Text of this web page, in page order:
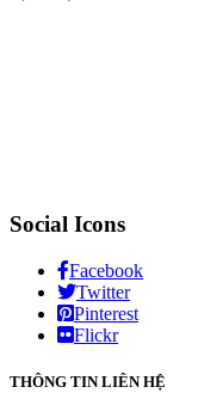
Social Icons
Facebook
Twitter
Pinterest
Flickr
THÔNG TIN LIÊN HỆ